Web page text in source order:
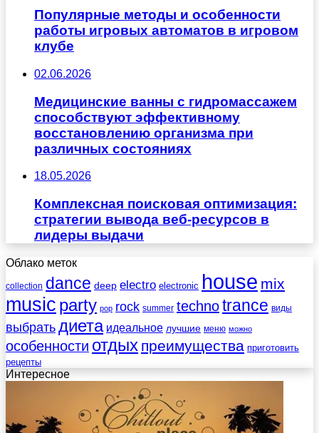
Популярные методы и особенности
работы игровых автоматов в игровом
клубе
02.06.2026
Медицинские ванны с гидромассажем
способствуют эффективному
восстановлению организма при
различных состояниях
18.05.2026
Комплексная поисковая оптимизация:
стратегии вывода веб-ресурсов в
лидеры выдачи
Облако меток
collection dance deep electro electronic house mix
music party pop rock summer technotrance виды
выбратьдиета идеальное лучшие меню можно
особенности отдых преимущества приготовить
рецепты
Интересное